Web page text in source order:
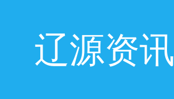
辽源资讯